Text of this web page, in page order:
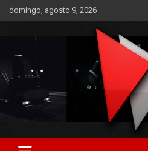
Saltar
al
domingo, agosto 9, 2026
RO CONTENIDOS